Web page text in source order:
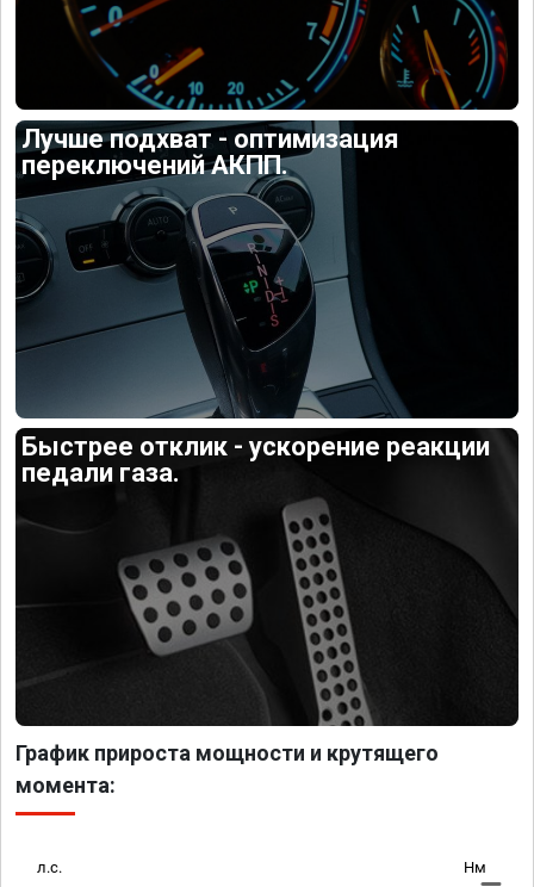
Лучше подхват - оптимизация
переключений АКПП.
Быстрее отклик - ускорение реакции
педали газа.
График прироста мощности и крутящего
момента:
л.с. Нм